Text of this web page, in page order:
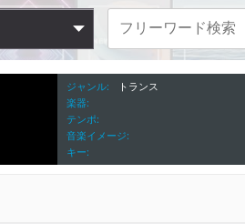
ジャンル
トランス
楽器
テンポ
音楽イメージ
キー